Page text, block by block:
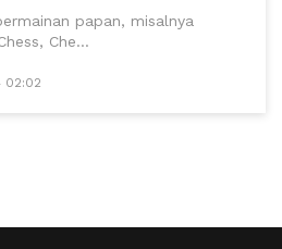
papan, misalnya
Che...
02:02